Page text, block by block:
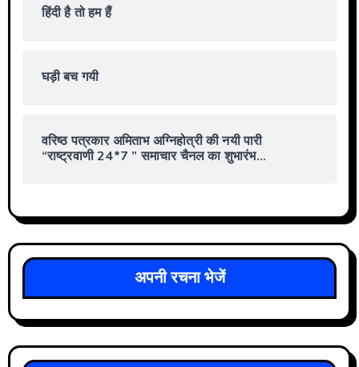
हिंदी है तो हम हैं
घड़ी बच गयी
वरिष्ठ पत्रकार अमिताभ अग्निहोत्री की नयी पारी
“राष्ट्रवाणी 24*7 ” समाचार चैनल का शुभारंभ…
अपनी रचना भेजें